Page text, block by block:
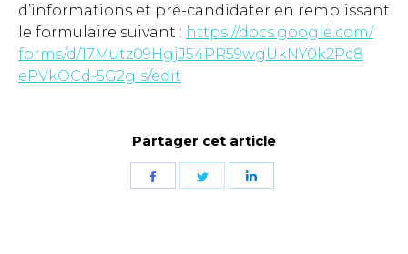
d’informations et pré-candidater en remplissant
le formulaire suivant : https://docs.google.com/
forms/d/17Mutz09HgjJ54PR59wgUkNY0k2Pc8
ePVkOCd-5G2gls/edit
Partager cet article
PartagerPartager